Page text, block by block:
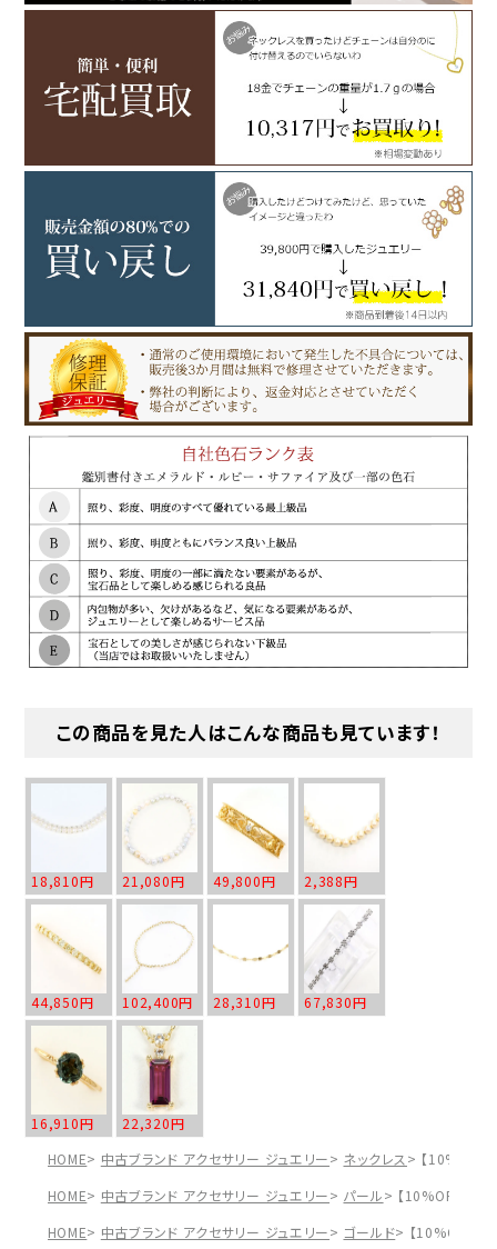
この商品を見た人はこんな商品も見ています！
18,810円 21,080円 49,800円 2,388円
44,850円 102,400円 28,310円 67,830円
16,910円
22,320円
HOME
中古ブランド アクセサリー ジュエリー ネックレス
【10%OFF
HOME
中古ブランド アクセサリー ジュエリー パール
【10%OFF】
HOME
中古ブランド アクセサリー ジュエリー ゴールド 【10%OFF】